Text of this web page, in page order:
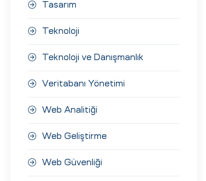
Tasarım
Teknoloji
Teknoloji ve Danışmanlık
Veritabanı Yönetimi
Web Analitiği
Web Geliştirme
Web Güvenliği